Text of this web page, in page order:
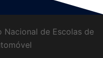
de Escolas de